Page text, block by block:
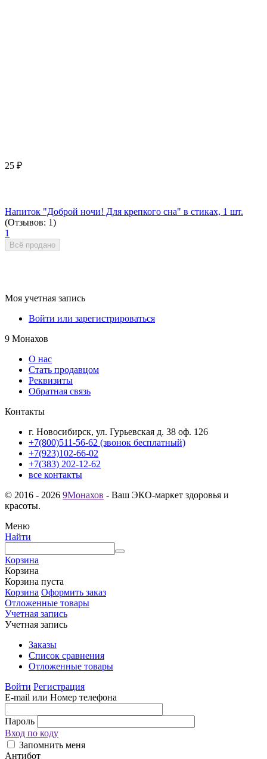
25 ₽
Напиток "Доброй ночи! Для крепкого сна" в стиках, 1 шт.
(Отзывов: 1)
1
Всё продано
Моя учетная запись
Войти или зарегистрироваться
9 Монахов
О нас
Стать продавцом
Реквизиты
Обратная связь
Контакты
г. Новосибирск, ул. Гурьевская д. 38 оф. 126
+7(800)511-56-62 (звонок бесплатный)
+7(923)102-66-02
+7(383) 202-12-62
все контакты
© 2016 - 2026 9Монахов - Ваш ЭКО-маркет здоровья и
красоты.
Меню
Найти
Корзина
Корзина
Корзина пуста
Корзина Оформить заказ
Отложенные товары
Учетная запись
Учетная запись
Заказы
Список сравнения
Отложенные товары
Войти Регистрация
E-mail или Номер телефона
Пароль
Вход по коду
Запомнить меня
Антибот